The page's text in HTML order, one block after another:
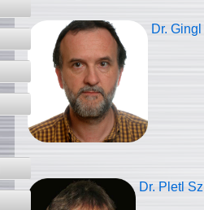
Dr.
Dr. Pletl